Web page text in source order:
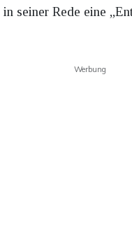
seiner Rede eine
Werbung